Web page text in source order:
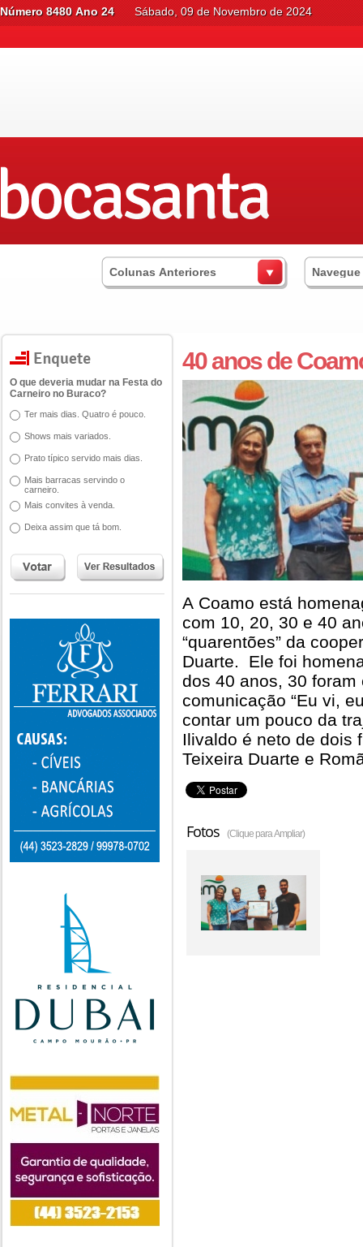
Número 8480 Ano 24 Sábado, 09 de Novembro de 2024
Colunas Anteriores
O que deveria mudar na Festa do
Carneiro no Buraco?
Ter mais dias. Quatro é pouco.
Shows mais variados.
Prato típico servido mais dias.
Mais barracas servindo o
carneiro.
Mais convites à venda.
Deixa assim que tá bom.
40 anos de
A Coamo está
com 10, 20, 30 e 40
“quarentões” da
Duarte. Ele foi
dos 40 anos, 30
comunicação “Eu vi,
contar um pouco da
Ilivaldo é neto de dois
Teixeira Duarte e
Fotos (Clique para Ampliar)